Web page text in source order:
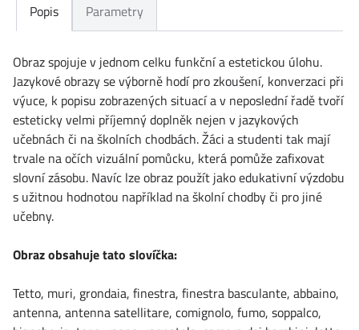
Popis Parametry
Obraz spojuje v jednom celku funkční a estetickou úlohu.
Jazykové obrazy se výborně hodí pro zkoušení, konverzaci při
výuce, k popisu zobrazených situací a v neposlední řadě tvoří
esteticky velmi příjemný doplněk nejen v jazykových
učebnách či na školních chodbách. Žáci a studenti tak mají
trvale na očích vizuální pomůcku, která pomůže zafixovat
slovní zásobu. Navíc lze obraz použít jako edukativní výzdobu
s užitnou hodnotou například na školní chodby či pro jiné
učebny.
Obraz obsahuje tato slovíčka:
Tetto, muri, grondaia, finestra, finestra basculante, abbaino,
antenna, antenna satellitare, comignolo, fumo, soppalco,